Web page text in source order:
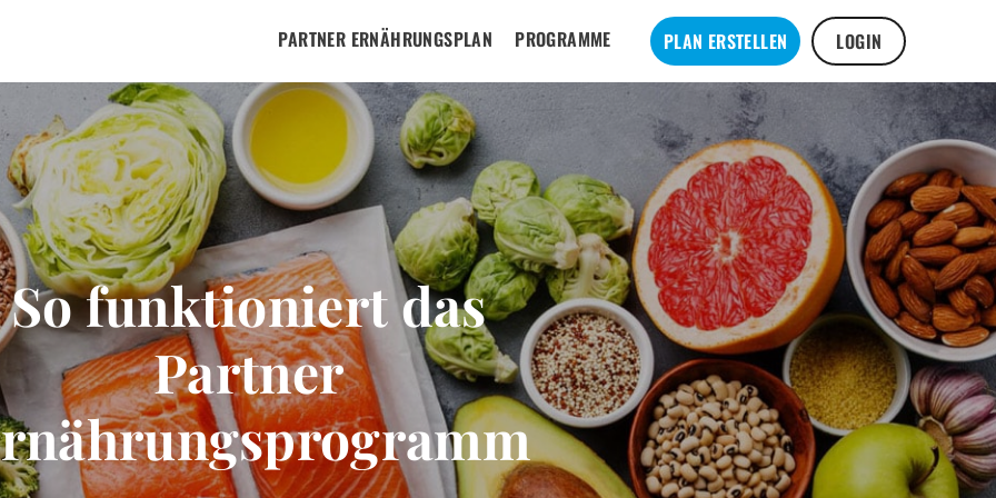
PARTNER ERNÄHRUNGSPLAN PROGRAMME PLAN ERSTELLEN LOGIN
So funktioniert das
Partner